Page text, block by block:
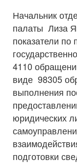
Начальник
палаты Лиза
показатели
4110
виде 98305
выполнения
юридических
подготовки